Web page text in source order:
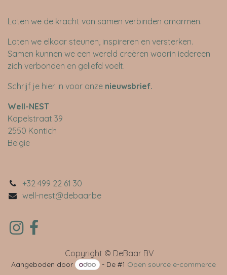
Laten we de kracht van samen verbinden omarmen.
Laten we elkaar steunen, inspireren en versterken.
Samen kunnen we een wereld creëren waarin iedereen
zich verbonden en geliefd voelt.
Schrijf je hier in voor onze nieuwsbrief.
​Well-NEST
Kapelstraat 39
2550 Kontich
België
+32 499 22 61 30
well-nest@debaar.be
Copyright © DeBaar BV
Aangeboden door - De #1 Open source e-commerce